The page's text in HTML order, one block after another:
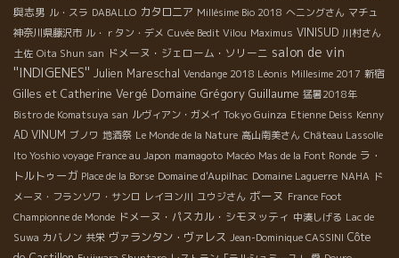
與志男 ル・スラ DABALLO カタロニア Millésime Bio 2018 へニングさん マチュ
神奈川県藤沢市 ル・ｒタン・デメ Cuvée Bedit Vilou Maximus VINISUD 川村さん
土佐 Oita Shun san ドメーヌ・ジェローム・ソリーニ salon de vin
''INDIGENES'' Julien Mareschal Vendange 2018 Léonis Millesime 2017 新宿
Gilles et Catherine Vergé Domaine Grégory Guillaume 猛暑2018年
Bistro de Komatsuya san ルヴィアン・ガメイ Tokyo Guinza Etienne Deiss Kenny
AD VINUM ブノワ 地酒祭 Le Monde de la Nature 高山南美さん Château Lassolle
Ito Yoshio voyage France au Japon mamagoto Macéo Mas de la Font Ronde ラ・
トルトゥーガ Place de la Borse Domaine d'Aupilhac Domaine Laguerre NAHA ド
メーヌ・フランソワ・サンロ レイヨン川 ユウジさん ボーヌ France Foot
Championne de Monde ドメーヌ・パスカル・シモヌッティ 中湊しげる Lac de
Suwa カバノン 共栄 ヴァランタン・ヴァレス Jean-Dominique CASSINI Côte